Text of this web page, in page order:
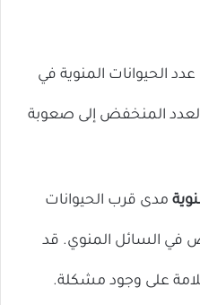
الحيوانات المنوية في
العدد المنخفض إلى صعوبة
مدى قرب الحيوانات
في السائل المنوي. قد
على وجود مشكلة.